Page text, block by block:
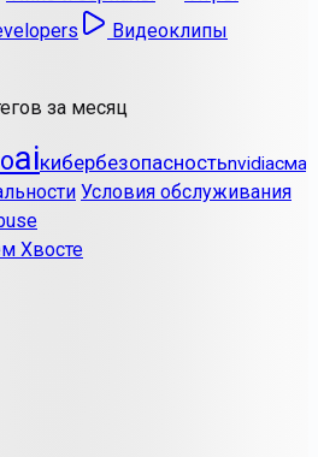
Видеоклипы
за месяц
aiкибербезопасностьnvidia
Условия обслуживания
Хвосте